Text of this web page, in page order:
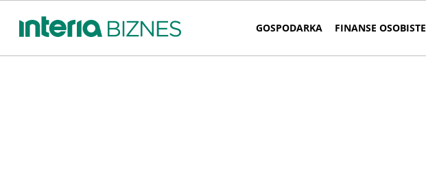
GOSPODARKA FINANSE OSOBISTE